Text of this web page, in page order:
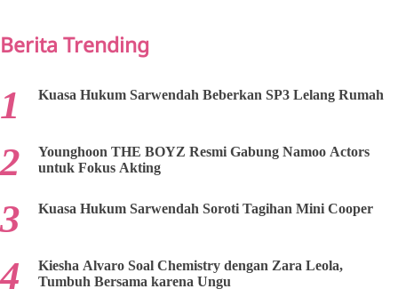
Berita Trending
Kuasa Hukum Sarwendah Beberkan SP3 Lelang Rumah
Younghoon THE BOYZ Resmi Gabung Namoo Actors
untuk Fokus Akting
Kuasa Hukum Sarwendah Soroti Tagihan Mini Cooper
Kiesha Alvaro Soal Chemistry dengan Zara Leola,
Tumbuh Bersama karena Ungu